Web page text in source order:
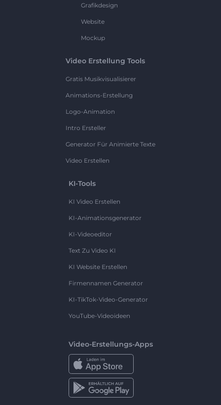
Grafikdesign
Website
Mockup
Video Erstellung Tools
Gratis Musikvisualisierer
Animations-Erstellung
Logo-Animation
Intro Ersteller
Generator Für Animierte Texte
Video Erstellen
KI-Tools
KI Video Erstellen
KI-Animationsgenerator
KI-Videoeditor
Text Zu Video KI
KI Website Erstellen
Firmennamen Generator
KI-TikTok-Video-Generator
YouTube-Videoideen
Video-Erstellungs-Apps